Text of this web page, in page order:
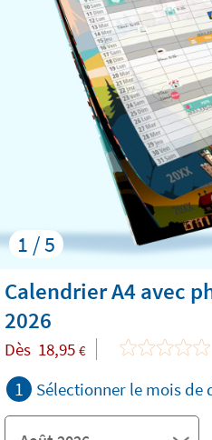
1 / 5
Calendrier A4 avec
2026
Dès 18,95 €
1 Sélectionner le mois de